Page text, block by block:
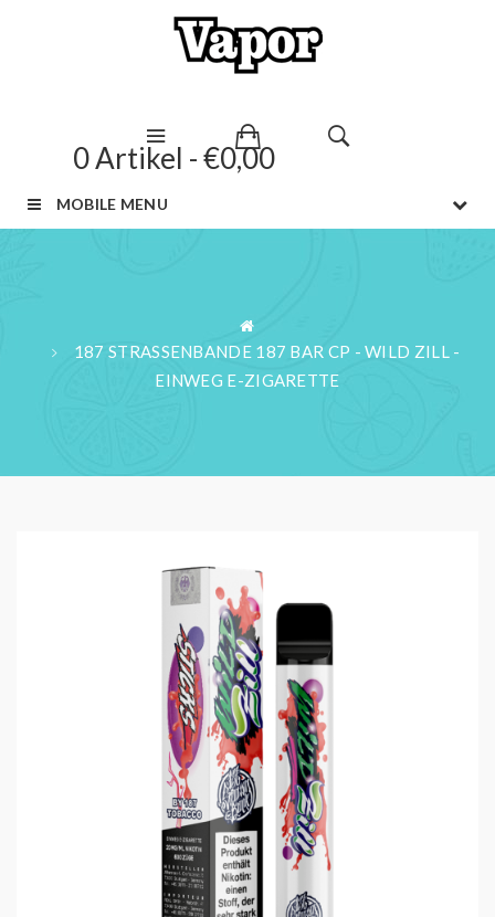
0 Artikel - €0,00
MOBILE MENU
187 STRASSENBANDE 187 BAR CP - WILD ZILL -
EINWEG E-ZIGARETTE